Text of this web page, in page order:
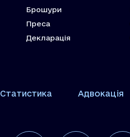
Брошури
Преса
Декларація
Статистика Адвокація